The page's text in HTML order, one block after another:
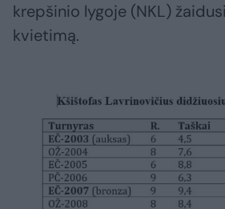
krepšinio lygoje (NKL)
kvietimą.